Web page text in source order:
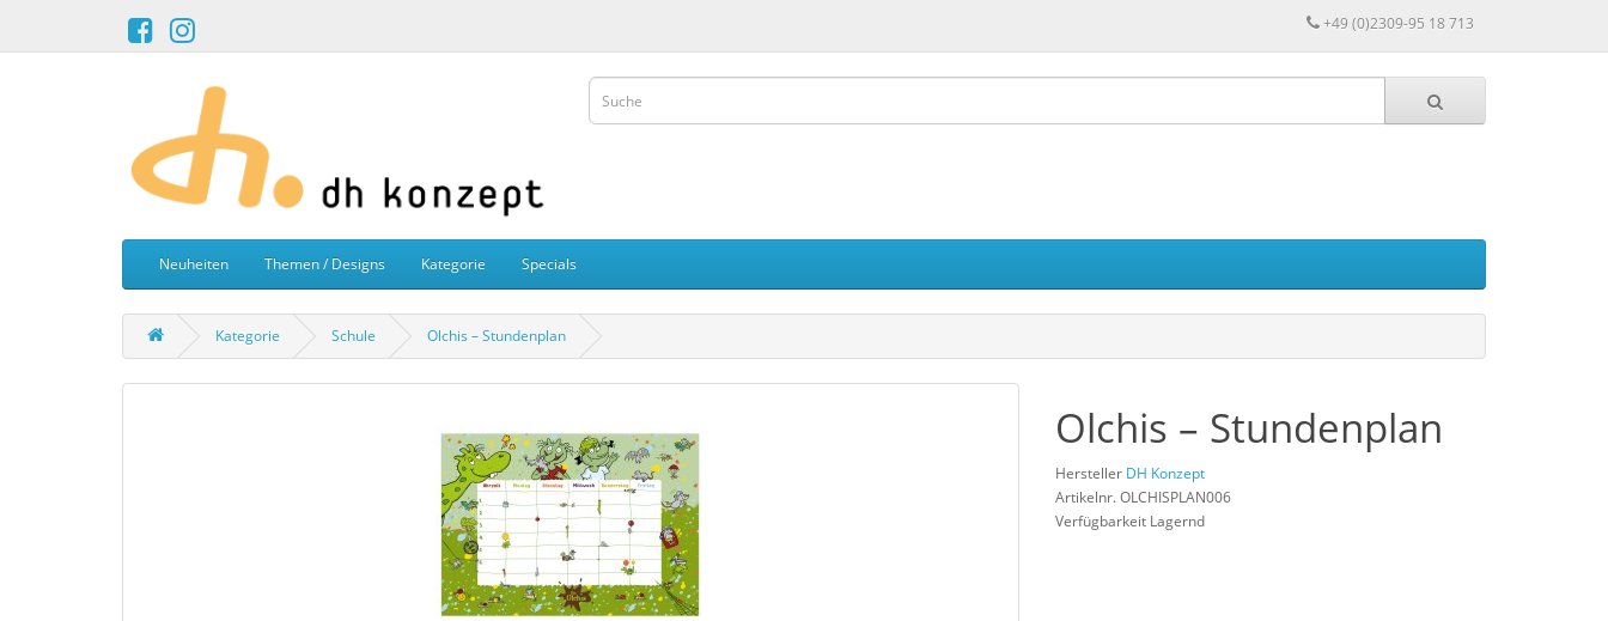
+49 (0)2309-95 18 713
Neuheiten Themen / Designs Kategorie Specials
Kategorie Schule Olchis – Stundenplan
Olchis – Stundenplan
Hersteller DH Konzept
Artikelnr. OLCHISPLAN006
Verfügbarkeit Lagernd